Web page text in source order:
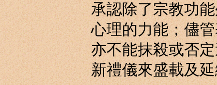
承認除了宗教功
心理的力能；儘
亦不能抹殺或否
新禮儀來盛載及